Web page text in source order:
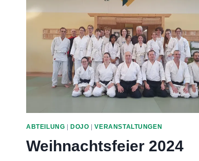
ABTEILUNG DOJO |VERANSTALTUNGEN
Weihnachtsfeier 2024